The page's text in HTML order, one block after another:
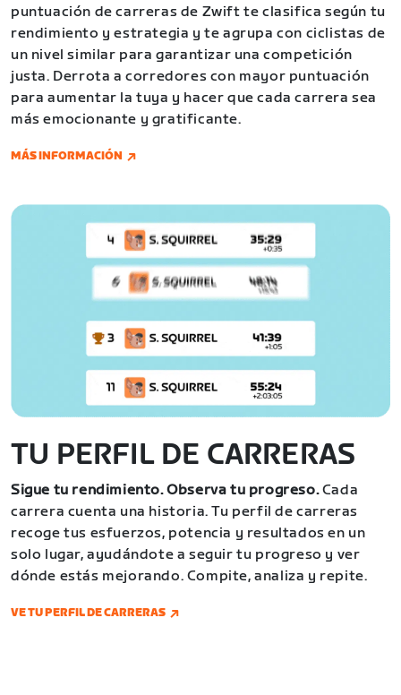
puntuación de carreras de Zwift te clasifica según tu
rendimiento y estrategia y te agrupa con ciclistas de
un nivel similar para garantizar una competición
justa. Derrota a corredores con mayor puntuación
para aumentar la tuya y hacer que cada carrera sea
más emocionante y gratificante.
MÁS INFORMACIÓN
TU PERFIL DE CARRERAS
Sigue tu rendimiento. Observa tu progreso.Cada
carrera cuenta una historia. Tu perfil de carreras
recoge tus esfuerzos, potencia y resultados en un
solo lugar, ayudándote a seguir tu progreso y ver
dónde estás mejorando. Compite, analiza y repite.
VE TU PERFIL DE CARRERAS